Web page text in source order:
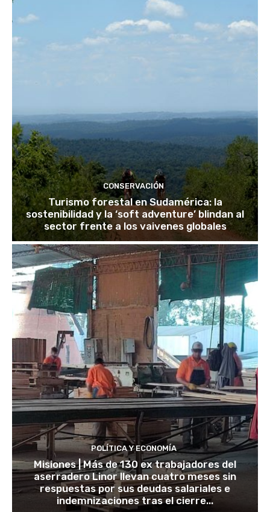
CONSERVACIÓN
Turismo forestal en Sudamérica: la
sostenibilidad y la ‘soft adventure’ blindan al
sector frente a los vaivenes globales
POLÍTICA Y ECONOMÍA
Misiones | Más de 130 ex trabajadores del
aserradero Linor llevan cuatro meses sin
respuestas por sus deudas salariales e
indemnizaciones tras el cierre...